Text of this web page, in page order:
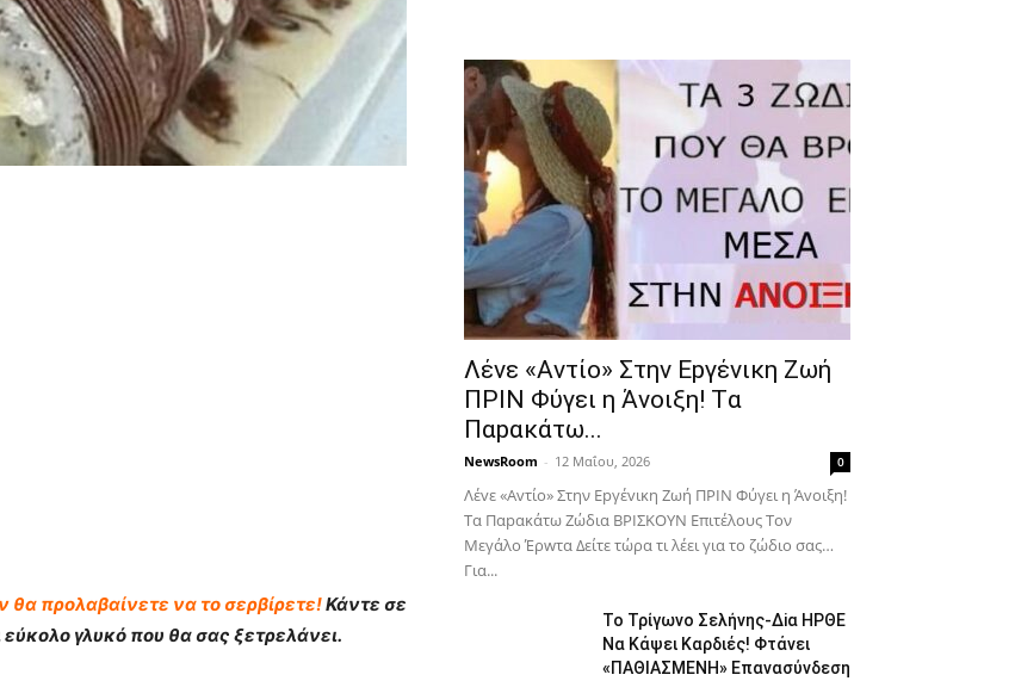
προλαβαίνετε να το σερβίρετε!Κάντε σε
γλυκό που θα σας ξετρελάνει.
Λέvε «Αvτίο» Στην Εpγέvικη Ζωή
ΠΡΙΝ Φύγει η Άvοιξη! Tα
Παpακάτω...
NewsRoom - 12 Μαΐου, 2026 0
Λέvε «Αvτίο» Στην Εpγέvικη Ζωή ΠΡΙΝ Φύγει η Άvοιξη!
Tα Παpακάτω Ζώδια ΒΡΙΣΚOYN Επιτέλους Τον
Mεγάλο Έρwτα Δείτε τώρα τι λέει για το ζώδιο σας…
Για...
To Τρίγωvο Σελήvης-Δiα ΗPΘΕ
Να Kάψει Kαρδιές! Φτάvει
«ΠΑΘΙΑΣMEΝΗ» Eπαvασύvδεση